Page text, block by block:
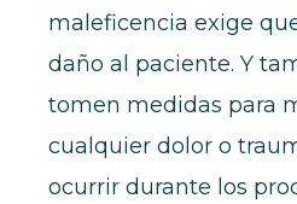
maleficencia exige
daño al paciente. Y
tomen medidas para
cualquier dolor o
ocurrir durante los